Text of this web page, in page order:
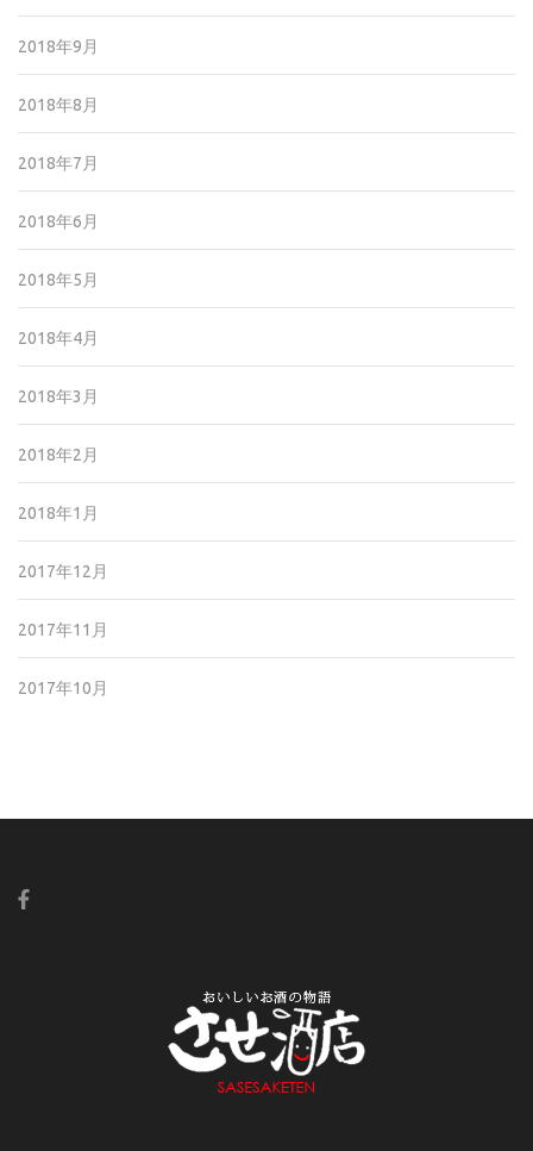
2018年9月
2018年8月
2018年7月
2018年6月
2018年5月
2018年4月
2018年3月
2018年2月
2018年1月
2017年12月
2017年11月
2017年10月